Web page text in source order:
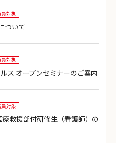
対象
ついて
対象
ス オープンセミナーのご案内
対象
救援部付研修生（看護師）の